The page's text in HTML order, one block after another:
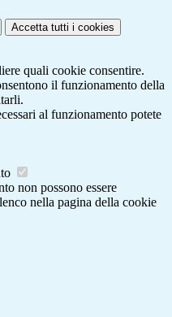
Accetta tutti i cookies
quali cookie consentire.
il funzionamento della
al funzionamento potete
non possono essere
nella pagina della cookie